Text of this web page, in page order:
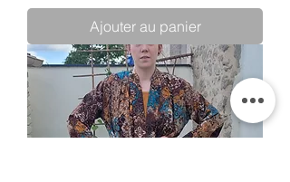
Ajouter au panier